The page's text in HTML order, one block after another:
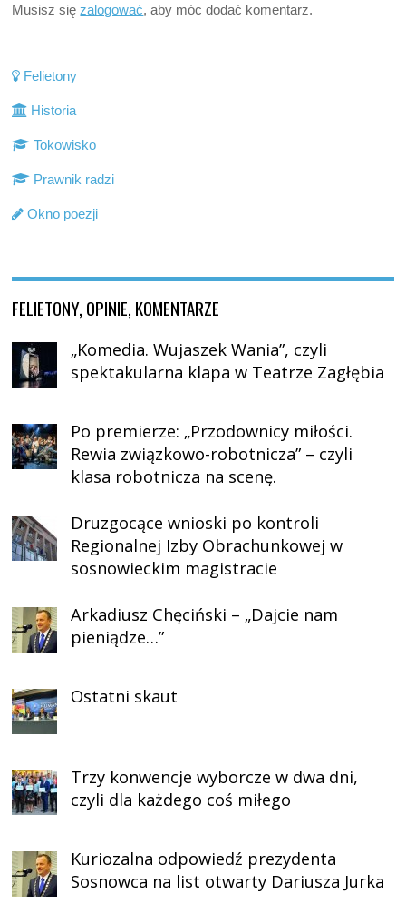
Musisz sięzalogować, aby móc dodać komentarz.
Felietony
Historia
Tokowisko
Prawnik radzi
Okno poezji
FELIETONY, OPINIE, KOMENTARZE
„Komedia. Wujaszek Wania”, czyli
spektakularna klapa w Teatrze Zagłębia
Po premierze: „Przodownicy miłości.
Rewia związkowo-robotnicza” – czyli
klasa robotnicza na scenę.
Druzgocące wnioski po kontroli
Regionalnej Izby Obrachunkowej w
sosnowieckim magistracie
Arkadiusz Chęciński – „Dajcie nam
pieniądze…”
Ostatni skaut
Trzy konwencje wyborcze w dwa dni,
czyli dla każdego coś miłego
Kuriozalna odpowiedź prezydenta
Sosnowca na list otwarty Dariusza Jurka